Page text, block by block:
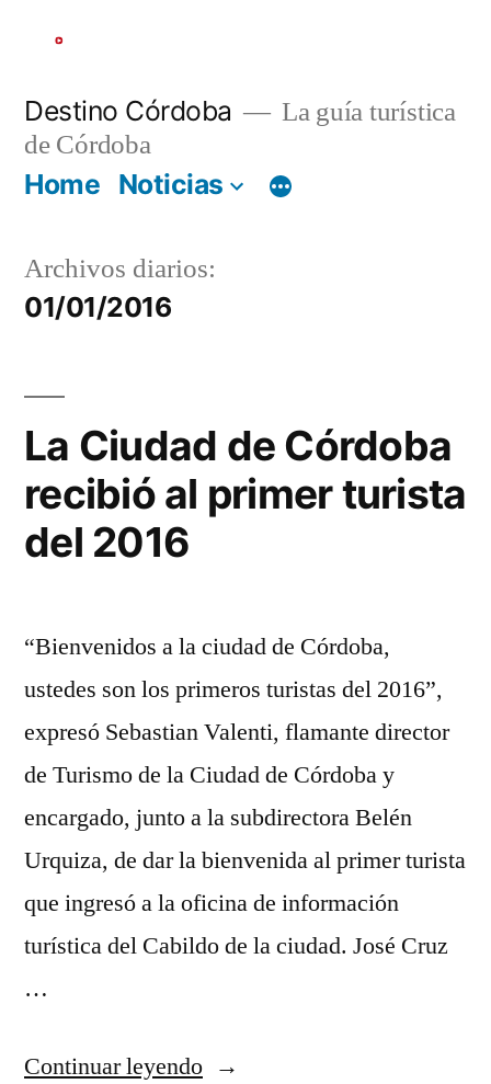
contenido
Destino Córdoba
La guía turística
de Córdoba
Home Noticias
Archivos diarios:
01/01/2016
La Ciudad de Córdoba
recibió al primer turista
del 2016
“Bienvenidos a la ciudad de Córdoba,
ustedes son los primeros turistas del 2016”,
expresó Sebastian Valenti, flamante director
de Turismo de la Ciudad de Córdoba y
encargado, junto a la subdirectora Belén
Urquiza, de dar la bienvenida al primer turista
que ingresó a la oficina de información
turística del Cabildo de la ciudad. José Cruz
…
Continuar leyendo“La